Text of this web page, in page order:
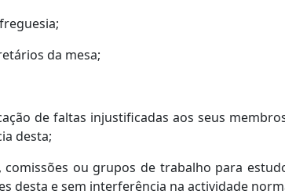
da mesa;
de faltas injustificadas aos seus
desta;
ou grupos de trabalho para
desta e sem interferência na actividade